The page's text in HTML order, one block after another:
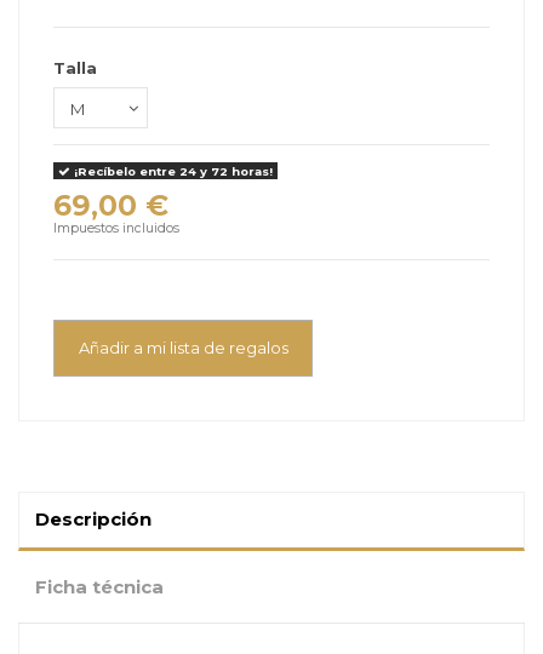
Talla
¡Recíbelo entre 24 y 72 horas!
69,00 €
Impuestos incluidos
Añadir a mi lista de regalos
Descripción
Ficha técnica